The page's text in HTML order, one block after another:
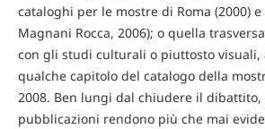
cataloghi per le mostre di Roma (2000) e
Magnani Rocca, 2006); o quella
con gli studi culturali o piuttosto visuali,
qualche capitolo del catalogo della
2008. Ben lungi dal chiudere il dibattito,
pubblicazioni rendono più che mai